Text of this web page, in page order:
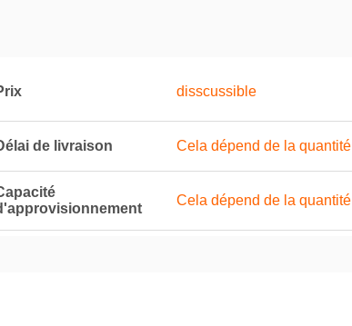
disscussible
de livraison Cela dépend de la quantité
Cela dépend de la quantité